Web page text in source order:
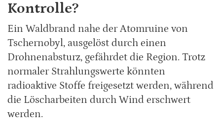
Kontrolle?
Ein Waldbrand nahe der Atomruine von
Tschernobyl, ausgelöst durch einen
Drohnenabsturz, gefährdet die Region. Trotz
normaler Strahlungswerte könnten
radioaktive Stoffe freigesetzt werden, während
die Löscharbeiten durch Wind erschwert
werden.